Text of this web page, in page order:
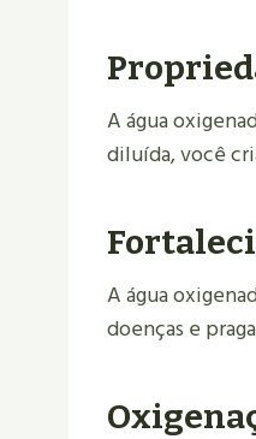
A água
diluída, você
A água
doenças e